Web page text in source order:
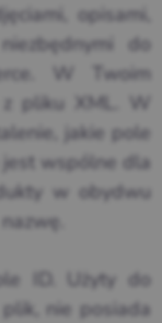
opisami,
do
W Twoim
pliku XML. W
jakie pole
wspólne dla
w obydwu
ID. Użyty do
nie posiada